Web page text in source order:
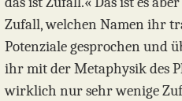
Zufall, welchen Namen ihr
Potenziale gesprochen und
ihr mit der Metaphysik des
wirklich nur sehr wenige